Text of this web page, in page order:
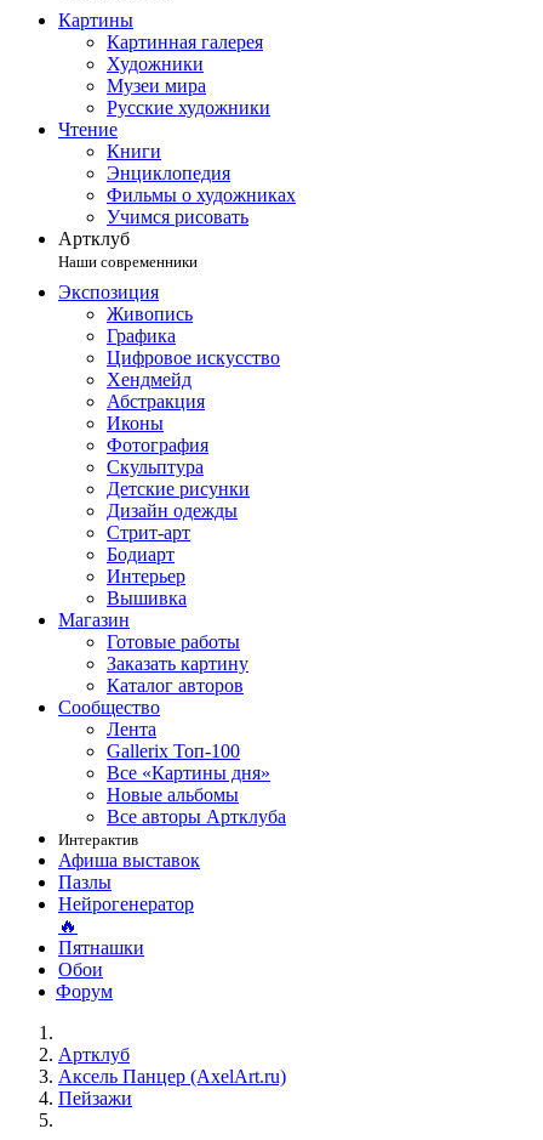
Картины
Картинная галерея
Художники
Музеи мира
Русские художники
Чтение
Книги
Энциклопедия
Фильмы о художниках
Учимся рисовать
Артклуб
Наши современники
Экспозиция
Живопись
Графика
Цифровое искусство
Хендмейд
Абстракция
Иконы
Фотография
Скульптура
Детские рисунки
Дизайн одежды
Стрит-арт
Бодиарт
Интерьер
Вышивка
Магазин
Готовые работы
Заказать картину
Каталог авторов
Сообщество
Лента
Gallerix Топ-100
Все «Картины дня»
Новые альбомы
Все авторы Артклуба
Интерактив
Афиша выставок
Пазлы
Нейрогенератор
🔥
Пятнашки
Обои
Форум
Артклуб
Аксель Панцер (AxelArt.ru)
Пейзажи